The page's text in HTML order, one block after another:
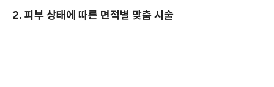
2. 피부 상태에 따른 면적별 맞춤 시술